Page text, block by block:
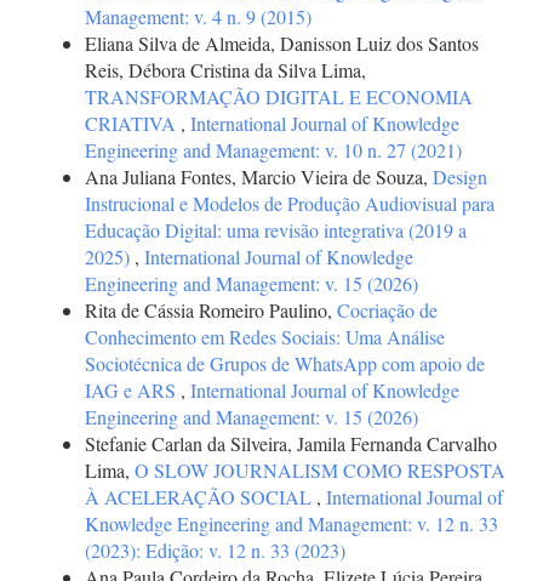
Management: v. 4 n. 9 (2015)
Eliana Silva de Almeida, Danisson Luiz dos Santos
Reis, Débora Cristina da Silva Lima,
TRANSFORMAÇÃO DIGITAL E ECONOMIA
CRIATIVA , International Journal of Knowledge
Engineering and Management: v. 10 n. 27 (2021)
Ana Juliana Fontes, Marcio Vieira de Souza, Design
Instrucional e Modelos de Produção Audiovisual para
Educação Digital: uma revisão integrativa (2019 a
2025) , International Journal of Knowledge
Engineering and Management: v. 15 (2026)
Rita de Cássia Romeiro Paulino, Cocriação de
Conhecimento em Redes Sociais: Uma Análise
Sociotécnica de Grupos de WhatsApp com apoio de
IAG e ARS , International Journal of Knowledge
Engineering and Management: v. 15 (2026)
Stefanie Carlan da Silveira, Jamila Fernanda Carvalho
Lima, O SLOW JOURNALISM COMO RESPOSTA
À ACELERAÇÃO SOCIAL , International Journal of
Knowledge Engineering and Management: v. 12 n. 33
(2023): Edição: v. 12 n. 33 (2023)